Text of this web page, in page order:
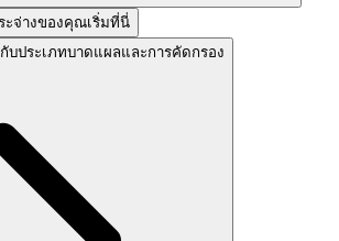
ะจ่างของคุณเริ่มที่นี่
บประเภทบาดแผลและการคัดกรอง